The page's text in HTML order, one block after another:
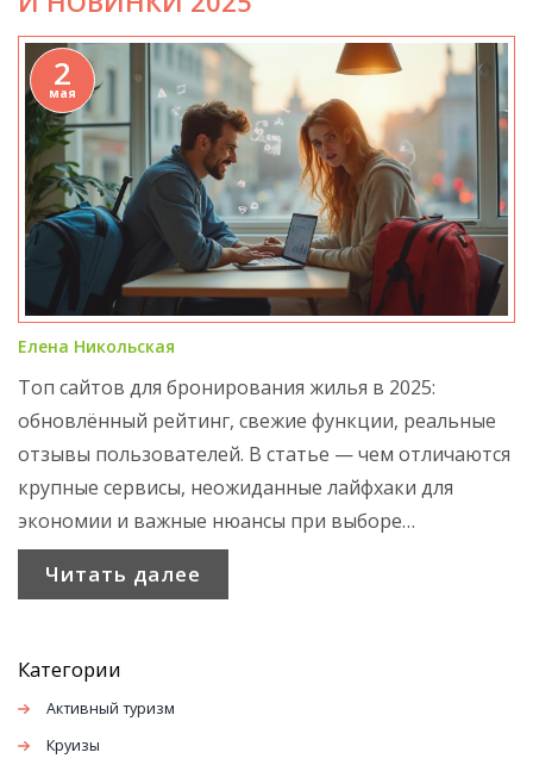
2
мая
Елена Никольская
Топ сайтов для бронирования жилья в 2025:
обновлённый рейтинг, свежие функции, реальные
отзывы пользователей. В статье — чем отличаются
крупные сервисы, неожиданные лайфхаки для
экономии и важные нюансы при выборе
платформы для аренды квартиры или
бронирования отеля. Вы узнаете, где искать самые
Читать далее
Категории
Активный туризм
Круизы